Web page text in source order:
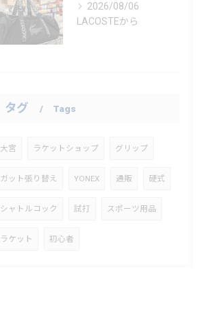
2026/08/06
LACOSTEから
タグ Tags
大宮 ラケットショップ グリップ
ガット張り替え YONEX 通販 硬式
シャトルコック 試打 スポーツ用品
ラケット 初心者